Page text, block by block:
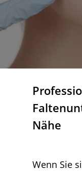
Nähe
Wenn Sie